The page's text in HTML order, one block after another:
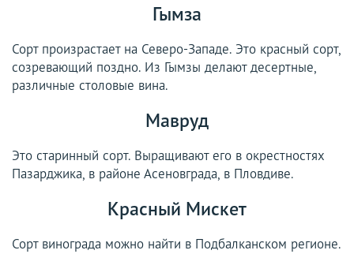
Гымза
Сорт произрастает на Северо-Западе. Это красный сорт,
созревающий поздно. Из Гымзы делают десертные,
различные столовые вина.
Мавруд
Это старинный сорт. Выращивают его в окрестностях
Пазарджика, в районе Асеновграда, в Пловдиве.
Красный Мискет
Сорт винограда можно найти в Подбалканском регионе.